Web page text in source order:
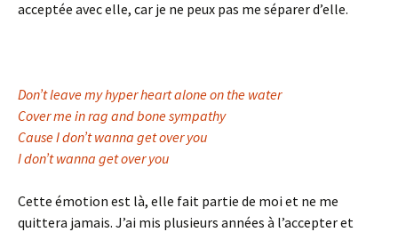
acceptée avec elle, car je ne peux pas me séparer d’elle.
Don’t leave my hyper heart alone on the water
Cover me in rag and bone sympathy
Cause I don’t wanna get over you
I don’t wanna get over you
Cette émotion est là, elle fait partie de moi et ne me
quittera jamais. J’ai mis plusieurs années à l’accepter et